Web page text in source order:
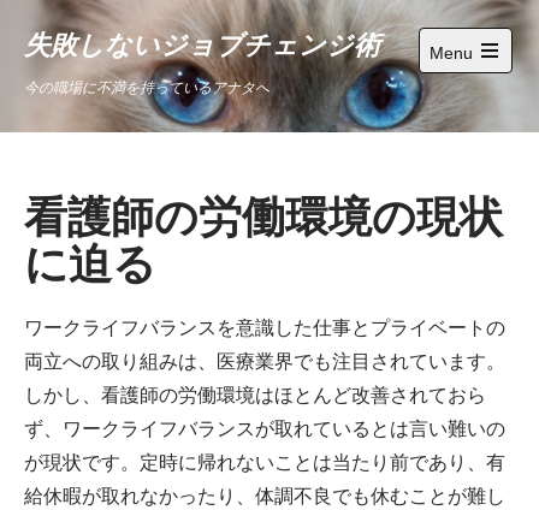
失敗しないジョブチェンジ術
今の職場に不満を持っているアナタへ
Menu
Open
main
menu
看護師の労働環境の現状
に迫る
ワークライフバランスを意識した仕事とプライベートの
両立への取り組みは、医療業界でも注目されています。
しかし、看護師の労働環境はほとんど改善されておら
ず、ワークライフバランスが取れているとは言い難いの
が現状です。定時に帰れないことは当たり前であり、有
給休暇が取れなかったり、体調不良でも休むことが難し